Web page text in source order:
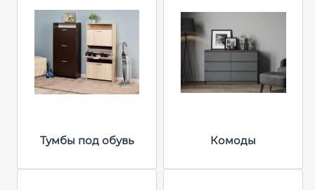
Тумбы под обувь Комоды